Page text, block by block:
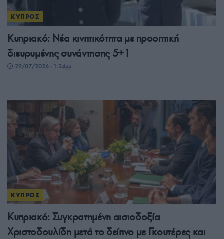
ΚΥΠΡΟΣ
Κυπριακό: Νέα κινητικότητα με προοπτική
διευρυμένης συνάντησης 5+1
29/07/2026 - 1:24μμ
ΚΥΠΡΟΣ
Κυπριακό: Συγκρατημένη αισιοδοξία
Χριστοδουλίδη μετά το δείπνο με Γκουτέρες και